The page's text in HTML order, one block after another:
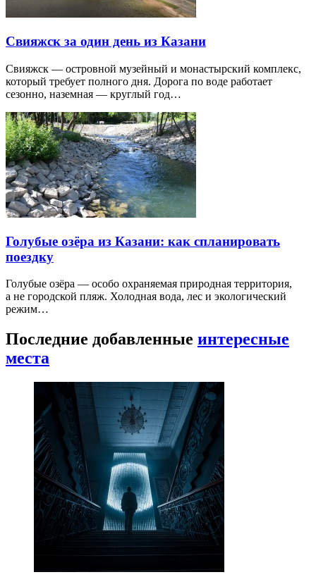
Свияжск за один день из Казани
Свияжск — островной музейный и монастырский комплекс,
который требует полного дня. Дорога по воде работает
сезонно, наземная — круглый год…
Голубые озёра из Казани: как спланировать
поездку
Голубые озёра — особо охраняемая природная территория,
а не городской пляж. Холодная вода, лес и экологический
режим…
Последние добавленные интересные
места